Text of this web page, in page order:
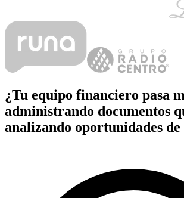
¿Tu equipo financiero pasa
administrando documentos
analizando oportunidades de